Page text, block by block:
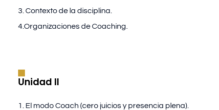
3. Contexto de la disciplina.
4.Organizaciones de Coaching.
Unidad II
1. El modo Coach (cero juicios y presencia plena).